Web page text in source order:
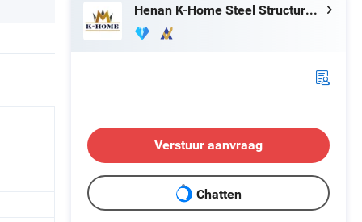
Henan K-Home Steel Structure Co., Ltd.
Verstuur aanvraag
Chatten